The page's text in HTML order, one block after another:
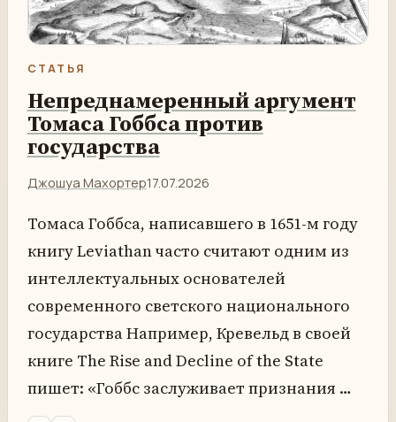
СТАТЬЯ
Непреднамеренный аргумент
Томаса Гоббса против
государства
Джошуа Махортер17.07.2026
Томаса Гоббса, написавшего в 1651-м году
книгу Leviathan часто считают одним из
интеллектуальных основателей
современного светского национального
государства Например, Кревельд в своей
книге The Rise and Decline of the State
пишет: «Гоббс заслуживает признания …